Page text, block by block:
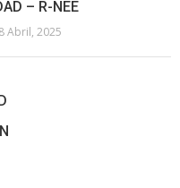
– R-NEE
Abril, 2025